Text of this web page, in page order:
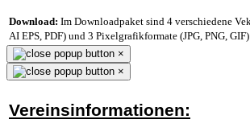
Download: Im Downloadpaket sind 4 verschiedene
AI EPS, PDF) und 3 Pixelgrafikformate (JPG, PNG,
×
×
Vereinsinformationen: